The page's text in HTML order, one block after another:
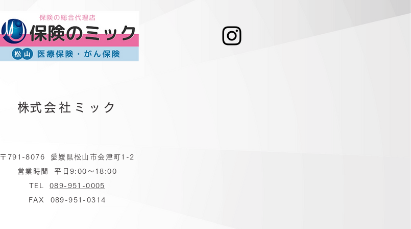
​株式会社ミック
〒791-8076 愛媛県松山市会津町1-2
営業時間 平日9:00～18:00
TEL089-951-0005
FAX 089-951-0314